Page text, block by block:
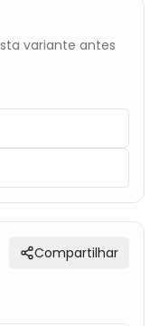
variante antes
Compartilhar